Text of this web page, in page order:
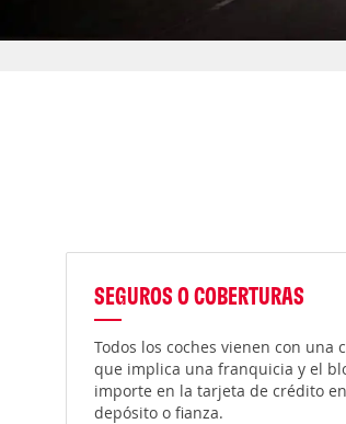
SEGUROS O COBERTURAS
Todos los coches vienen con una
que implica una franquicia y el
importe en la tarjeta de crédito
depósito o fianza.